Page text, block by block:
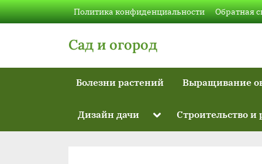
Skip
to
Политика конфиденциальности Обратная
Сад и огород
Болезни растений Выращивание
Дизайн дачи Toggle
menu
Строительство и